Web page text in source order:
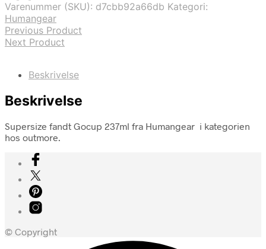
Varenummer (SKU): d7cbb92a66db Kategori:
Humangear
Previous Product
Next Product
Beskrivelse
Beskrivelse
Supersize fandt Gocup 237ml fra Humangear i kategorien
hos outmore.
© Copyright